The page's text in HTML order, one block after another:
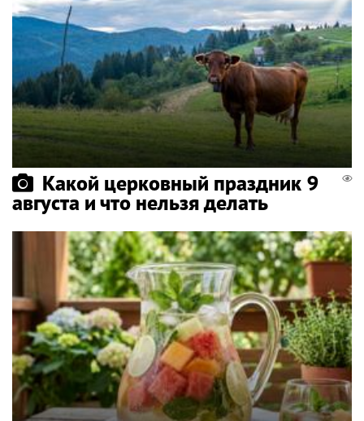
Какой церковный праздник 9
августа и что нельзя делать